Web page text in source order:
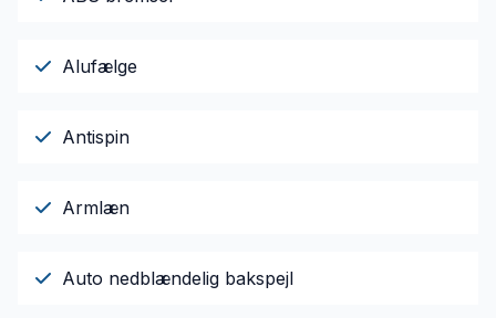
Alufælge
Antispin
Armlæn
Auto nedblændelig bakspejl